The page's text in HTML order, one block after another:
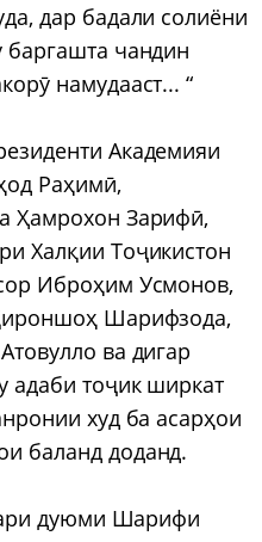
дар бадали солиёни
чандин
намудааст... “
Академияи
Раҳимӣ,
Ҳамрохон Зарифӣ,
Халқии Тоҷикистон
Иброҳим Усмонов,
Шарифзода,
ва дигар
адаби тоҷик ширкат
худ ба асарҳои
баланд доданд.
дуюми Шарифи